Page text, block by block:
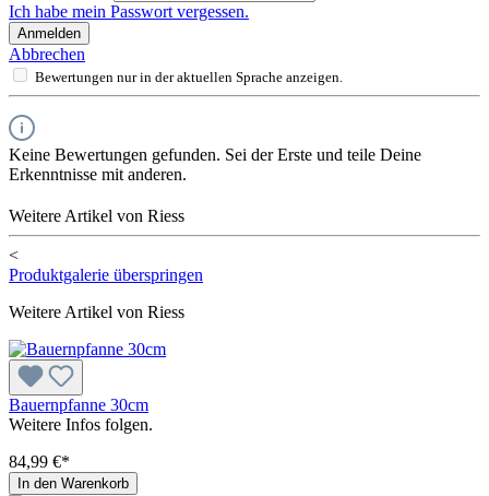
Ich habe mein Passwort vergessen.
Anmelden
Abbrechen
Bewertungen nur in der aktuellen Sprache anzeigen.
Keine Bewertungen gefunden. Sei der Erste und teile Deine
Erkenntnisse mit anderen.
Weitere Artikel von Riess
<
Produktgalerie überspringen
Weitere Artikel von Riess
Bauernpfanne 30cm
Weitere Infos folgen.
84,99 €*
In den Warenkorb